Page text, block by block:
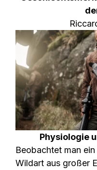
Physiologie
Beobachtet man
Wildart aus großer